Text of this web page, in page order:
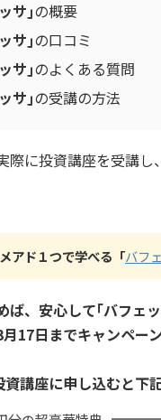
サ｣の概要
サ｣の口コミ
サ｣のよくある質問
サ｣の受講の方法
際に投資講座を受講
アド１つで学べる「バフ
ば、安心して｢バフェ
17日までキャンペーン
講座に申し込むと下